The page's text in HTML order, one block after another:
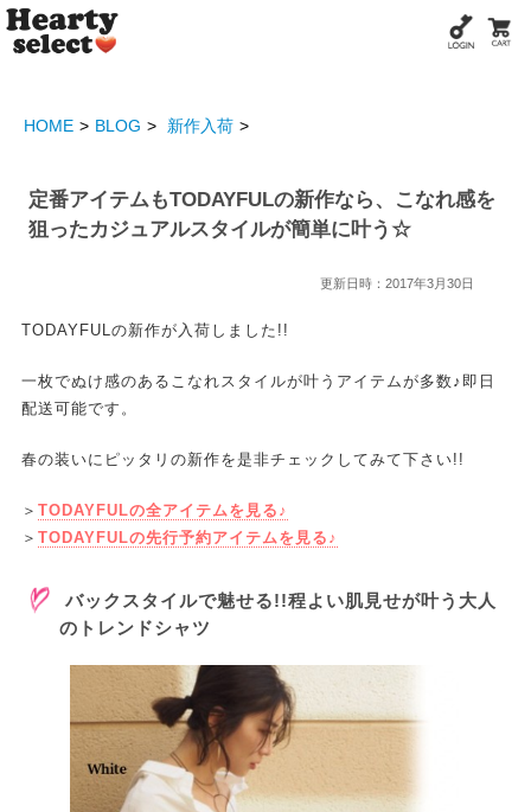
HOME BLOG 新作入荷
定番アイテムもTODAYFULの新作なら、こなれ感を
狙ったカジュアルスタイルが簡単に叶う☆
更新日時：2017年3月30日
TODAYFULの新作が入荷しました!!
一枚でぬけ感のあるこなれスタイルが叶うアイテムが多数♪即日
配送可能です。
春の装いにピッタリの新作を是非チェックしてみて下さい!!
＞ TODAYFULの全アイテムを見る♪
＞ TODAYFULの先行予約アイテムを見る♪
バックスタイルで魅せる!!程よい肌見せが叶う大人
のトレンドシャツ